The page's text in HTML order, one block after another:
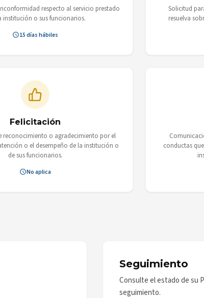
respecto al servicio prestado
institución o sus funcionarios.
15 días hábiles
Solicitud
resuelva
Felicitación
reconocimiento o agradecimiento por el
o el desempeño de la institución o
de sus funcionarios.
No aplica
conductas
Seguimiento
Consulte el estado de su
seguimiento.